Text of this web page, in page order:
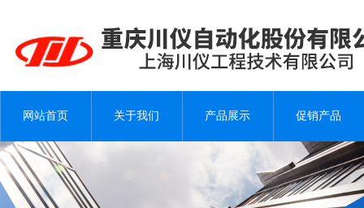
网站首页 关于我们 产品展示 促销产品